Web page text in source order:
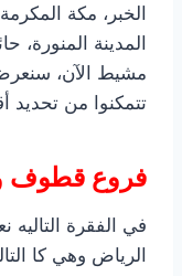
الخبر، مكة
المدينة المنورة،
مشيط الآن،
تتمكنوا من
فروع قطوف
في الفقرة
الرياض وهي كا